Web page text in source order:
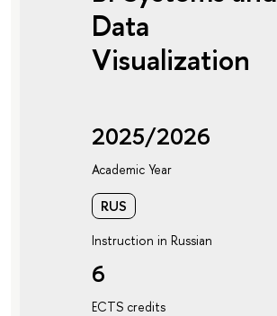
Data
Visualization
2025/2026
Academic Year
RUS
Instruction in Russian
6
ECTS credits